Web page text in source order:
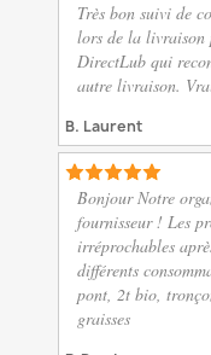
Très bon suivi de
lors de la livraison
DirectLub qui
autre livraison.
B. Laurent
Bonjour Notre
fournisseur ! Les
irréprochables
différents
pont, 2t bio,
graisses